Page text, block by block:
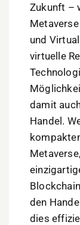
Zukunft –
und
virtuelle
damit
Handel.
den
dies